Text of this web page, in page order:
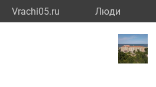
Vrachi05.ru Люди